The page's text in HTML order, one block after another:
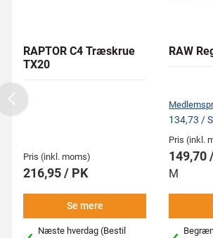
RAPTOR C4 Træskrue
TX20
Pris (inkl. moms)
216,95 / PK
Se mere
Næste hverdag (Bestil
RAW
134,73 /
Pris (inkl.
149,70
M
Previous